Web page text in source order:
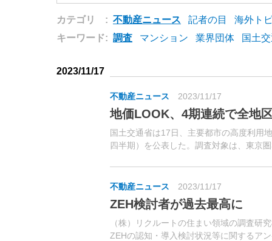
カテゴリ : 不動産ニュース 記者の目
海外ト
キーワード: 調査 マンション 業界団体 国土
2023/11/17
不動産ニュース 2023/11/17
地価LOOK、4期連続で全地
国土交通省は17日、主要都市の高度利用
四半期）を公表した。調査対象は、東京
不動産ニュース 2023/11/17
ZEH検討者が過去最高に
（株）リクルートの住まい領域の調査研
ZEHの認知・導入検討状況等に関するア